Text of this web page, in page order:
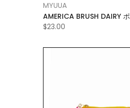
MYUUA
AMERICA BRUSH DAIRY
$23.00